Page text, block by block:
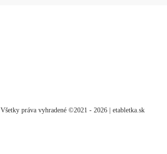
Všetky práva vyhradené ©2021 - 2026 | etabletka.sk